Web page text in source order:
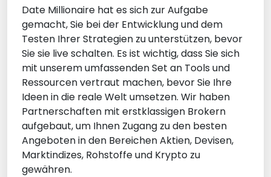
Date Millionaire hat es sich zur Aufgabe
gemacht, Sie bei der Entwicklung und dem
Testen Ihrer Strategien zu unterstützen, bevor
Sie sie live schalten. Es ist wichtig, dass Sie sich
mit unserem umfassenden Set an Tools und
Ressourcen vertraut machen, bevor Sie Ihre
Ideen in die reale Welt umsetzen. Wir haben
Partnerschaften mit erstklassigen Brokern
aufgebaut, um Ihnen Zugang zu den besten
Angeboten in den Bereichen Aktien, Devisen,
Marktindizes, Rohstoffe und Krypto zu
gewähren.